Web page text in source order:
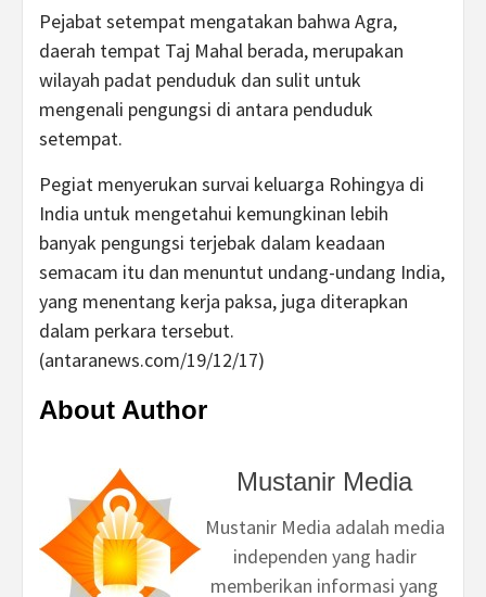
Pejabat setempat mengatakan bahwa Agra,
daerah tempat Taj Mahal berada, merupakan
wilayah padat penduduk dan sulit untuk
mengenali pengungsi di antara penduduk
setempat.
Pegiat menyerukan survai keluarga Rohingya di
India untuk mengetahui kemungkinan lebih
banyak pengungsi terjebak dalam keadaan
semacam itu dan menuntut undang-undang India,
yang menentang kerja paksa, juga diterapkan
dalam perkara tersebut.
(antaranews.com/19/12/17)
About Author
Mustanir Media
Mustanir Media adalah media
independen yang hadir
memberikan informasi yang